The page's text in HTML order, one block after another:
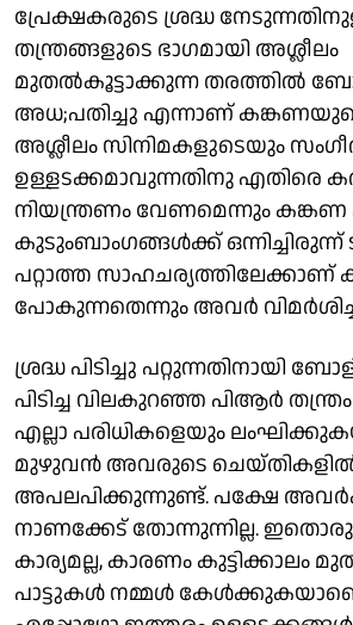
പ്രേക്ഷകരുടെ ശ്രദ്ധ
തന്ത്രങ്ങളുടെ ഭാഗമായി അശ്ലീലം
മുതൽകൂട്ടാക്കുന്ന തരത്തിൽ
അധ;പതിച്ചു എന്നാണ്
അശ്ലീലം സിനിമകളുടെയും
ഉള്ളടക്കമാവുന്നതിനു എതിരെ
നിയന്ത്രണം വേണമെന്നും
കുടുംബാം​ഗങ്ങൾക്ക് ഒന്നിച്ചിരുന്ന്
പറ്റാത്ത സാഹചര്യത്തിലേക്കാണ്
പോകുന്നതെന്നും അവർ
ശ്രദ്ധ പിടിച്ചു പറ്റുന്നതിനായി
പിടിച്ച വിലകുറഞ്ഞ പിആർ
എല്ലാ പരിധികളെയും
മുഴുവൻ അവരുടെ
അപലപിക്കുന്നുണ്ട്. പക്ഷേ
നാണക്കേട് തോന്നുന്നില്ല.
കാര്യമല്ല, കാരണം കുട്ടിക്കാലം
പാട്ടുകൾ നമ്മൾ